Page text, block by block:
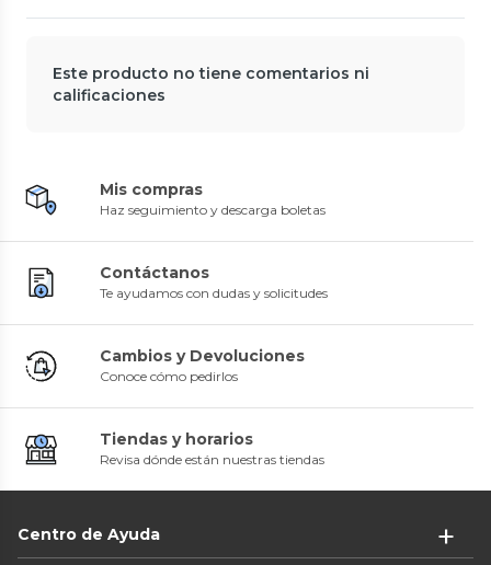
Este producto no tiene comentarios ni
calificaciones
Mis compras
Haz seguimiento y descarga boletas
Contáctanos
Te ayudamos con dudas y solicitudes
Cambios y Devoluciones
Conoce cómo pedirlos
Tiendas y horarios
Revisa dónde están nuestras tiendas
Centro de Ayuda